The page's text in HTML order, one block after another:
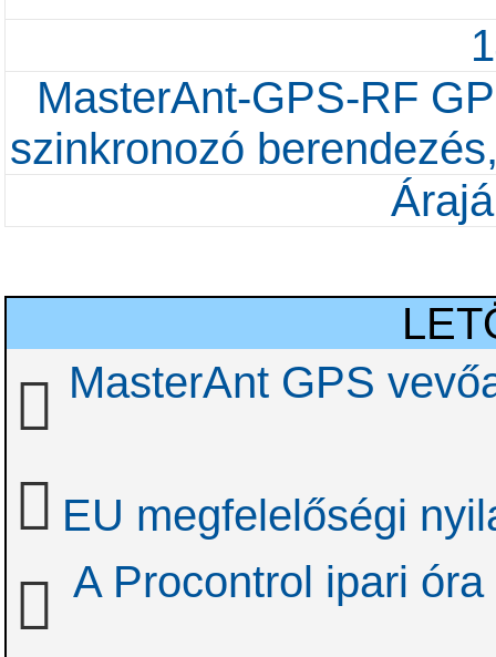
MasterAnt-GPS-RF
szinkronozó
MasterAnt GPS
EU megfelelőségi
A Procontrol ipari